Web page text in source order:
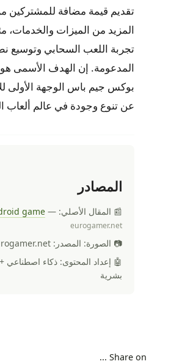
تقديم قيمة مضافة للمشتركين
المزيد من الميزات والخدمات،
تجربة اللعب السحابي وتوسيع
المدعومة. إن الهدف الأسمى
بوكس جيم باس الوجهة الأولى
عن تنوع وجودة في عالم ألعاب
المصادر
📰 المقال الأصلي: game —
eurogamer.net
📷 الصورة: المصدر: eurogamer.net
🤖 إعداد المحتوى: ذكاء اصطناعي
بشرية
Share on ...